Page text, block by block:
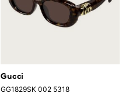
Gucci
GG1829SK 002 5318